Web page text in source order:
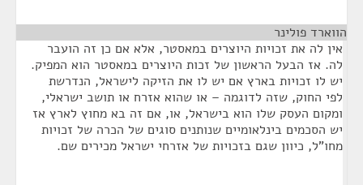
הווארד פולינר
אין לה את זכויות היוצרים במאסטר, אלא אם כן זה הועבר
לה. אז הבעל הראשון של זכות היוצרים במאסטר הוא המפיק.
יש לו זכויות בארץ אם יש לו את הזיקה לישראל, הנדרשת
לפי החוק, שזה לדוגמה – או שהוא אזרח או תושב ישראלי,
ומקום העסק שלו הוא בישראל, או, אם זה בא מחוץ לארץ אז
יש הסכמים בינלאומיים שנותנים סוגים של הכרה של זכויות
מחו"ל, כיוון שגם בזכויות של אזרחי ישראל מכירים שם.